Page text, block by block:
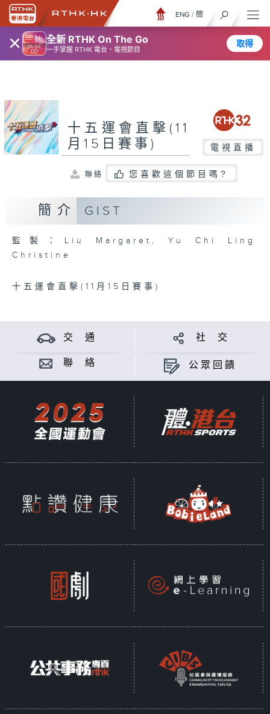
× 全新 RTHK On The Go
一手掌握 RTHK 電台、電視節目
取得
ENG / 簡
十五運會直擊(11
月15日賽事)
電視直播
聯絡 您喜歡這個節目嗎?
簡介 GIST
監製：Liu Margaret, Yu Chi Ling
Christine
十五運會直擊(11月15日賽事)
交 通 社 交
聯 絡 公眾回饋